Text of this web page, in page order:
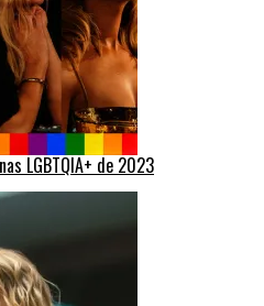
LGBTQIA+ de 2023